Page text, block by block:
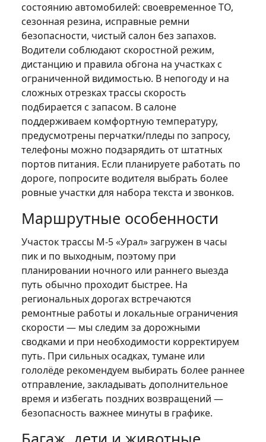
состоянию автомобилей: своевременное ТО,
сезонная резина, исправные ремни
безопасности, чистый салон без запахов.
Водители соблюдают скоростной режим,
дистанцию и правила обгона на участках с
ограниченной видимостью. В непогоду и на
сложных отрезках трассы скорость
подбирается с запасом. В салоне
поддерживаем комфортную температуру,
предусмотрены перчатки/пледы по запросу,
телефоны можно подзарядить от штатных
портов питания. Если планируете работать по
дороге, попросите водителя выбрать более
ровные участки для набора текста и звонков.
Маршрутные особенности
Участок трассы М‑5 «Урал» загружен в часы
пик и по выходным, поэтому при
планировании ночного или раннего выезда
путь обычно проходит быстрее. На
региональных дорогах встречаются
ремонтные работы и локальные ограничения
скорости — мы следим за дорожными
сводками и при необходимости корректируем
путь. При сильных осадках, тумане или
гололёде рекомендуем выбирать более раннее
отправление, закладывать дополнительное
время и избегать поздних возвращений —
безопасность важнее минуты в графике.